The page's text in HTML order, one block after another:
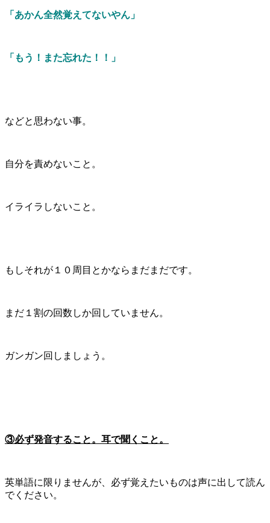
「あかん全然覚えてないやん」
「もう！また忘れた！！」
などと思わない事。
自分を責めないこと。
イライラしないこと。
もしそれが１０周目とかならまだまだです。
まだ１割の回数しか回していません。
ガンガン回しましょう。
③必ず発音すること。耳で聞くこと。
英単語に限りませんが、必ず覚えたいものは声に出して読ん
でください。